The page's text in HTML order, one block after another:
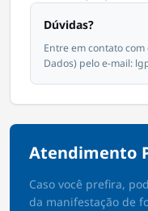
Dúvidas?
Entre em contato
Dados) pelo e-mail:
Atendimento
Caso você prefira,
da manifestação de